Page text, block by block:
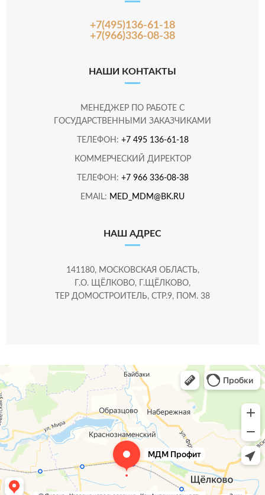
+7(495)136-61-18
+7(966)336-08-38
НАШИ КОНТАКТЫ
МЕНЕДЖЕР ПО РАБОТЕ С
ГОСУДАРСТВЕННЫМИ ЗАКАЗЧИКАМИ
ТЕЛЕФОН: +7 495 136-61-18
КОММЕРЧЕСКИЙ ДИРЕКТОР
ТЕЛЕФОН: +7 966 336-08-38
EMAIL: MED_MDM@BK.RU
НАШ АДРЕС
141180, МОСКОВСКАЯ ОБЛАСТЬ,
Г.О. ЩЁЛКОВО, Г.ЩЁЛКОВО,
ТЕР ДОМОСТРОИТЕЛЬ, СТР.9, ПОМ. 38